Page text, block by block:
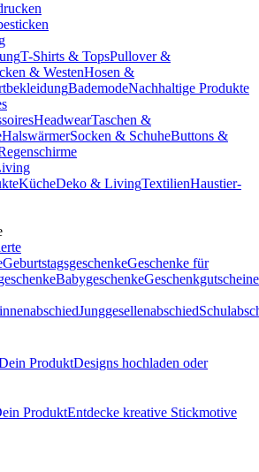
T-Shirts & TopsPullover &
& WestenHosen &
BademodeNachhaltige Produkte
HeadwearTaschen &
HalswärmerSocken & SchuheButtons &
KücheDeko & LivingTextilienHaustier-
GeburtstagsgeschenkeGeschenke für
BabygeschenkeGeschenkgutscheine
Junggesellenabschied
ProduktDesigns hochladen oder
ProduktEntdecke kreative Stickmotive